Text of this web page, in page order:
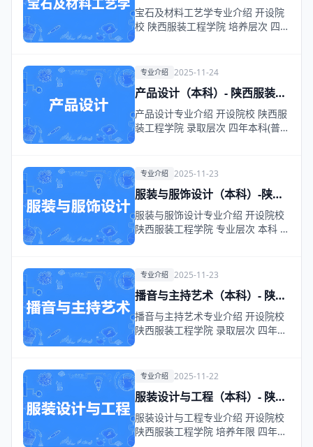
西服装工程学院
宝石及材料工艺学专业介绍 开设院
校 陕西服装工程学院 培养层次 四年
专业介绍 2025-11-24
产品设计（本科）- 陕西服装工
程学院
产品设计专业介绍 开设院校 陕西服
装工程学院 录取层次 四年本科(普
专业介绍 2025-11-23
服装与服饰设计（本科）-陕西
服装工程学院
服装与服饰设计专业介绍 开设院校
陕西服装工程学院 专业层次 本科 专
专业介绍 2025-11-23
播音与主持艺术（本科）- 陕西
服装工程学院
播音与主持艺术专业介绍 开设院校
陕西服装工程学院 录取层次 四年本
专业介绍 2025-11-22
服装设计与工程（本科）- 陕西
服装工程学院
服装设计与工程专业介绍 开设院校
陕西服装工程学院 培养年限 四年本